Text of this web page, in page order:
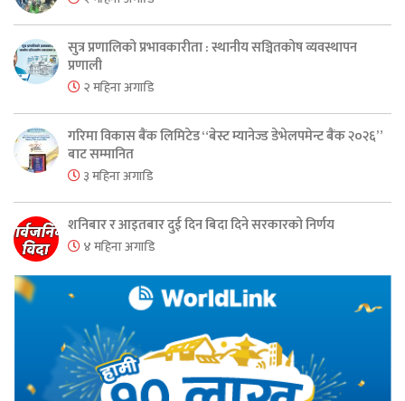
सुत्र प्रणालिको प्रभावकारीता : स्थानीय सञ्चितकोष व्यवस्थापन
प्रणाली
२ महिना अगाडि
गरिमा विकास बैंक लिमिटेड “बेस्ट म्यानेज्ड डेभेलपमेन्ट बैंक २०२६”
बाट सम्मानित
३ महिना अगाडि
शनिबार र आइतबार दुई दिन बिदा दिने सरकारको निर्णय
४ महिना अगाडि